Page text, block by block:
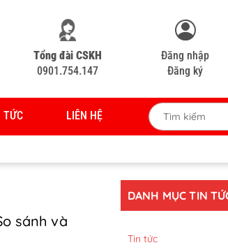
Tổng đài CSKH
0901.754.147
Đăng nhập
Đăng ký
TỨC LIÊN HỆ
sánh và
DANH MỤC TIN
Tin tức